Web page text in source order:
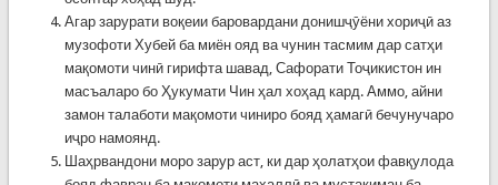
Агар зарурати воқеии баровардани донишҷӯёни хориҷӣ аз
музофоти Хубей ба миён ояд ва чунин тасмим дар сатҳи
мақомоти чинӣ гирифта шавад, Сафорати Тоҷикистон ин
масъаларо бо Ҳукумати Чин ҳал хоҳад кард. Аммо, айни
замон талаботи мақомоти чиниро бояд ҳамагӣ бечунучаро
иҷро намоянд.
Шаҳрвандони моро зарур аст, ки дар ҳолатҳои фавқулода